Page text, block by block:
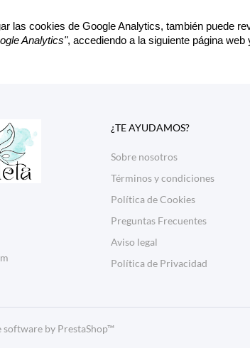
las cookies de Google Analytics, también puede
Analytics", accediendo a la siguiente página
¿TE AYUDAMOS?
Sobre nosotros
Términos y condiciones
Política de Cookies
Preguntas Frecuentes
Aviso legal
Política de Privacidad
by PrestaShop™